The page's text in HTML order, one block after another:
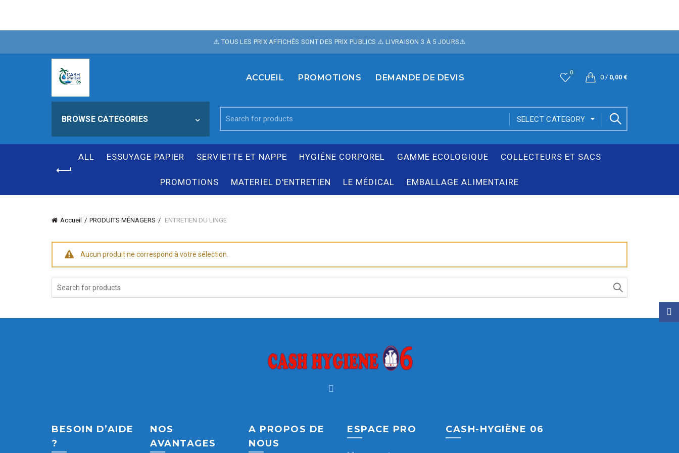
⚠️ TOUS LES PRIX AFFICHÉS SONT DES PRIX PUBLICS ⚠️ LIVRAISON 3 À 5 JOURS⚠️
ACCUEIL PROMOTIONS DEMANDE DE DEVIS
0
0 / 0,00 €
BROWSE CATEGORIES
for:
SELECT CATEGORY
ALL ESSUYAGE PAPIER SERVIETTE ET NAPPE HYGIÉNE CORPOREL GAMME ECOLOGIQUE COLLECTEURS ET SACS
PROMOTIONS MATERIEL D'ENTRETIEN LE MÉDICAL EMBALLAGE ALIMENTAIRE
Accueil PRODUITS MÉNAGERS ENTRETIEN DU LINGE
Aucun produit ne correspond à votre sélection.
BESOIN D’AIDE
?
NOS
AVANTAGES
A PROPOS DE
NOUS
ESPACE PRO CASH-HYGIÈNE 06
POUR FÊTER NOTRE BOUTIQUE , 10% DE REMISE SUR
NOTRE SITE AVEC LE CODE PROMO: CASH06